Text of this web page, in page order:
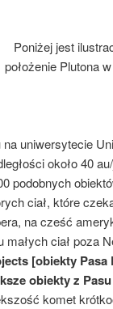
Poniżej jest
położenie Plutona
uniwersytecie
około 40
podobnych
ciał, które
na cześć
ciał poza
[obiekty
obiekty z
komet